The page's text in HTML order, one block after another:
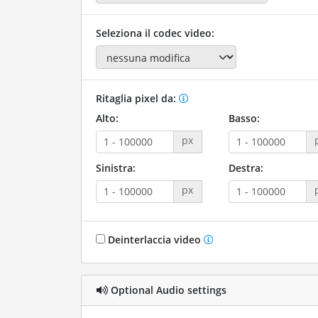
Seleziona il codec video:
Ritaglia pixel da:
Alto:
px
Basso:
Sinistra:
px
Destra:
Deinterlaccia video
Optional Audio settings